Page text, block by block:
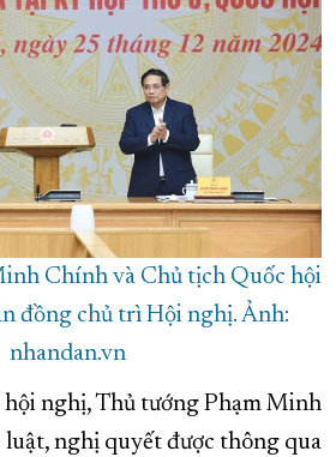
Chính và Chủ tịch Quốc hội
đồng chủ trì Hội nghị. Ảnh:
nhandan.vn
hội nghị, Thủ tướng Phạm Minh
luật, nghị quyết được thông qua